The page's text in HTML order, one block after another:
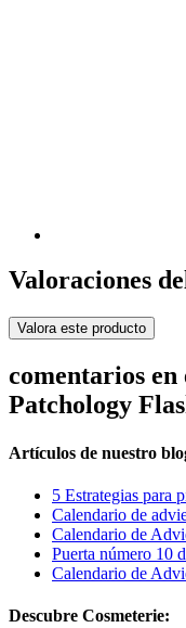
Valoraciones
Valora este producto
comentarios
Patchology
Artículos de nuestro
5 Estrategias para
Calendario de
Calendario de
Puerta número 10
Calendario de
Descubre Cosmeterie: